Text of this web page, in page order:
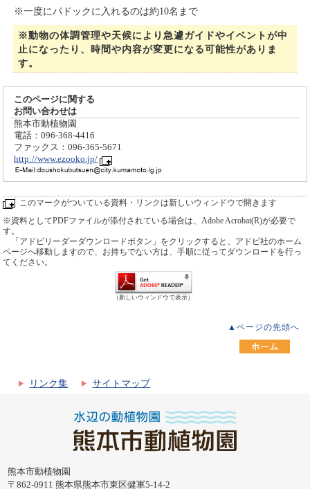
※一度にパドックに入れるのは約10名まで
※動物の体調管理や天候により急遽ガイドやイベントが中
止になったり、時間や内容が変更になる可能性がありま
す。
このページに関する
お問い合わせは
熊本市動植物園
電話：096-368-4416
ファックス：096-365-5671
http://www.ezooko.jp/
このマークがついている資料・リンクは新しいウィンドウで開きます
※資料としてPDFファイルが添付されている場合は、Adobe Acrobat(R)が必要で
す。
「アドビリーダーダウンロードボタン」をクリックすると、アドビ社のホーム
ページへ移動しますので、お持ちでない方は、手順に従ってダウンロードを行っ
てください。
（新しいウィンドウで表示）
▲ページの先頭へ
リンク集 サイトマップ
熊本市動植物園
〒862-0911 熊本県熊本市東区健軍5-14-2